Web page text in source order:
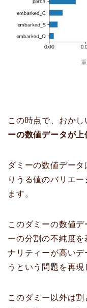
この時点で、おかし
ーの数値データが上
ダミーの数値デー
りうる値のバリエ
ます。
このダミーの数値
ーの分割の不純度
ナリティーが高いデ
うという問題を再現
このダミー以外は